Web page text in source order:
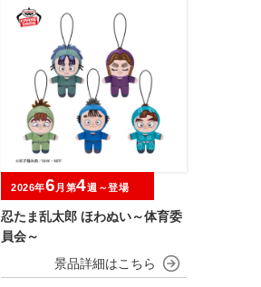
忍たま乱太郎 ほわぬい～体育委
員会～
2026年6 月第4週～登場